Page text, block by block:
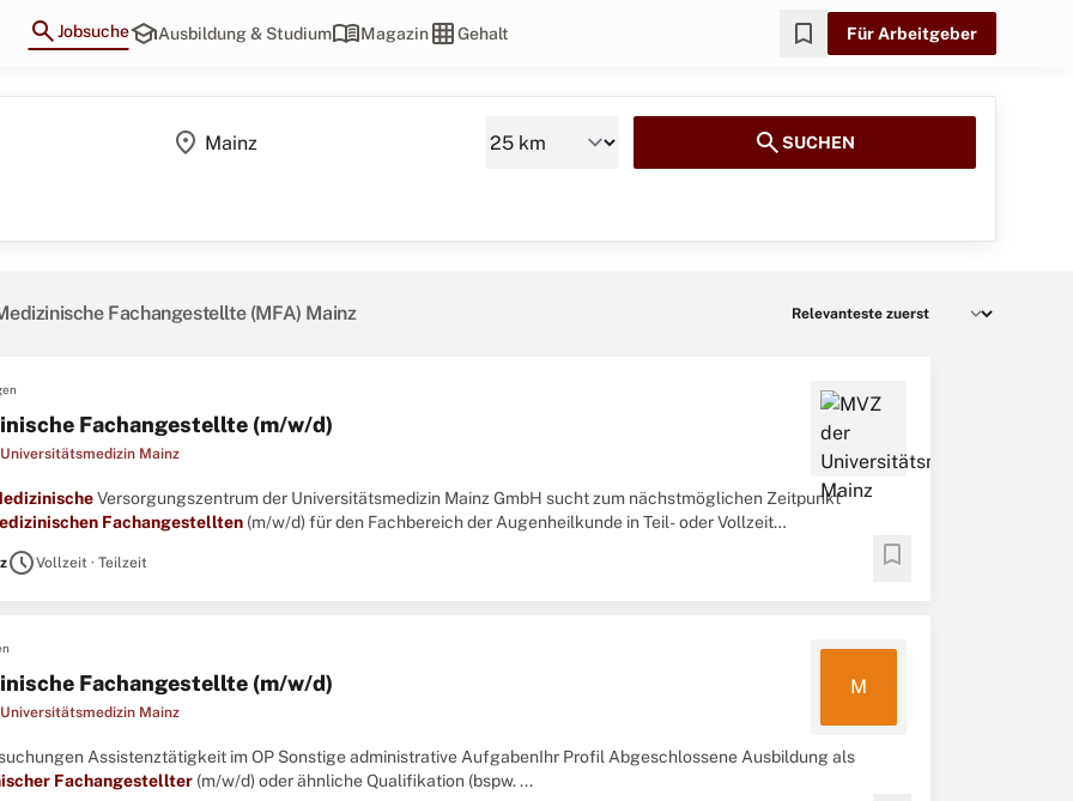
searchJobsucheschoolAusbildung & Studiummenu_bookMagazingrid_onGehalt bookmark Für Arbeitgeber
location_on searchSUCHEN
Fachangestellte (MFA) Mainz
Fachangestellte (m/w/d)
Mainz
Versorgungszentrum der Universitätsmedizin Mainz GmbH sucht zum nächstmöglichen Zeitpunkt
Fachangestellten (m/w/d) für den Fachbereich der Augenheilkunde in Teil- oder Vollzeit
scheduleVollzeit · Teilzeit bookmark
Fachangestellte (m/w/d)
Mainz
M
Assistenztätigkeit im OP Sonstige administrative AufgabenIhr Profil Abgeschlossene Ausbildung als
Fachangestellter (m/w/d) oder ähnliche Qualifikation (bspw. ...